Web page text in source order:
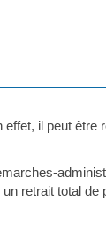
il peut être
retrait total de